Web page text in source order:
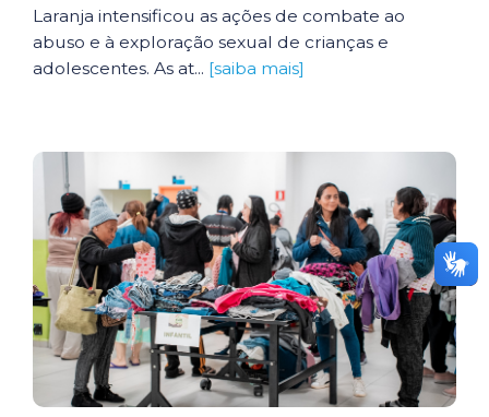
Laranja intensificou as ações de combate ao
abuso e à exploração sexual de crianças e
adolescentes. As at... [saiba mais]